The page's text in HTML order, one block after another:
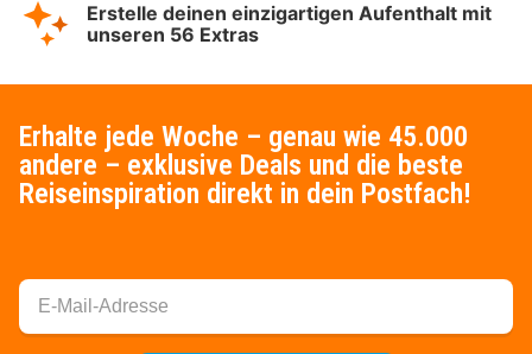
Erstelle deinen einzigartigen Aufenthalt mit
unseren 56 Extras
Erhalte jede Woche – genau wie 45.000
andere – exklusive Deals und die beste
Reiseinspiration direkt in dein Postfach!